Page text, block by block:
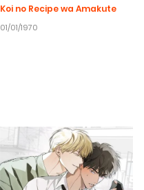
Koi no Recipe wa Amakute
01/01/1970